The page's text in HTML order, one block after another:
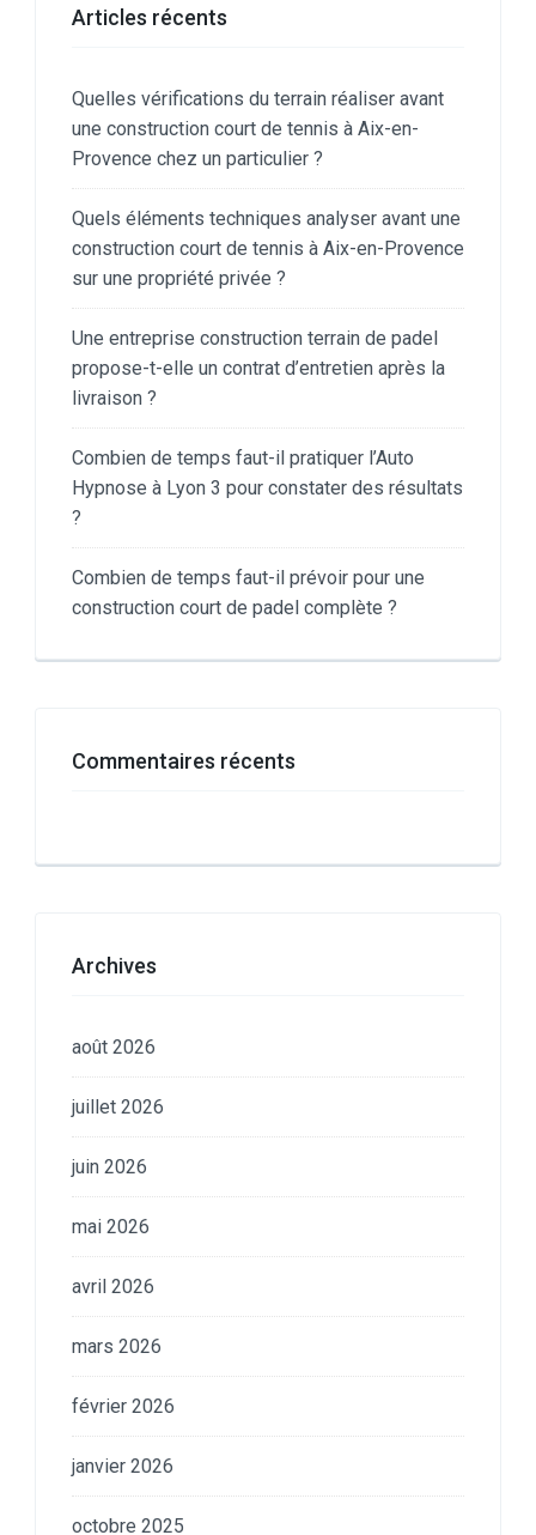
Articles récents
Quelles vérifications du terrain réaliser avant
une construction court de tennis à Aix-en-
Provence chez un particulier ?
Quels éléments techniques analyser avant une
construction court de tennis à Aix-en-Provence
sur une propriété privée ?
Une entreprise construction terrain de padel
propose-t-elle un contrat d’entretien après la
livraison ?
Combien de temps faut-il pratiquer l’Auto
Hypnose à Lyon 3 pour constater des résultats
?
Combien de temps faut-il prévoir pour une
construction court de padel complète ?
Commentaires récents
Archives
août 2026
juillet 2026
juin 2026
mai 2026
avril 2026
mars 2026
février 2026
janvier 2026
octobre 2025